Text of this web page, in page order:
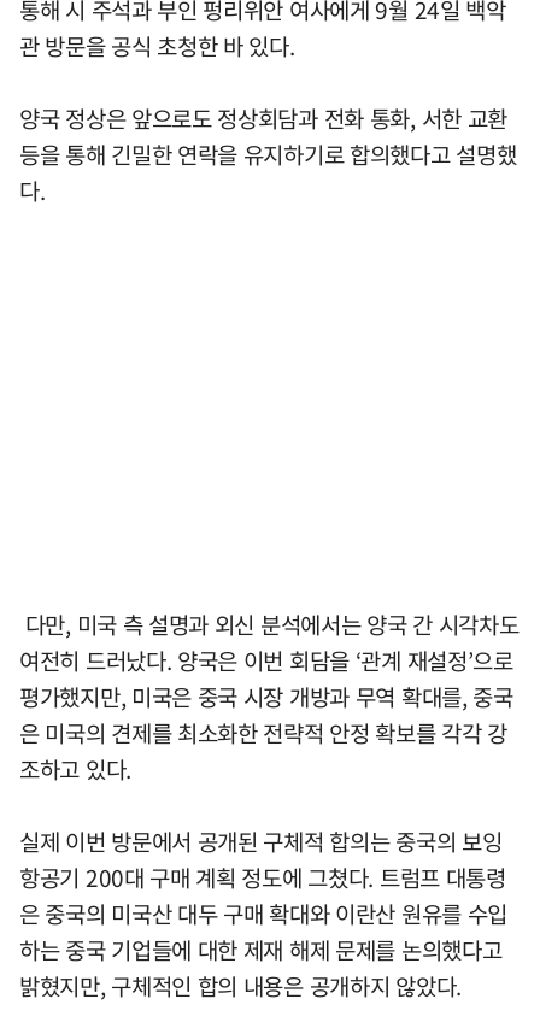
통해 시 주석과 부인 펑리위안 여사에게 9월 24일 백악
관 방문을 공식 초청한 바 있다.
양국 정상은 앞으로도 정상회담과 전화 통화, 서한 교환
등을 통해 긴밀한 연락을 유지하기로 합의했다고 설명했
다.
다만, 미국 측 설명과 외신 분석에서는 양국 간 시각차도
여전히 드러났다. 양국은 이번 회담을 ‘관계 재설정’으로
평가했지만, 미국은 중국 시장 개방과 무역 확대를, 중국
은 미국의 견제를 최소화한 전략적 안정 확보를 각각 강
조하고 있다.
실제 이번 방문에서 공개된 구체적 합의는 중국의 보잉
항공기 200대 구매 계획 정도에 그쳤다. 트럼프 대통령
은 중국의 미국산 대두 구매 확대와 이란산 원유를 수입
하는 중국 기업들에 대한 제재 해제 문제를 논의했다고
밝혔지만, 구체적인 합의 내용은 공개하지 않았다.